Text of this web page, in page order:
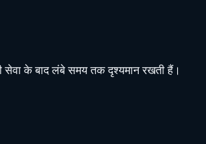
सेवा के बाद लंबे समय तक दृश्यमान रखती हैं।